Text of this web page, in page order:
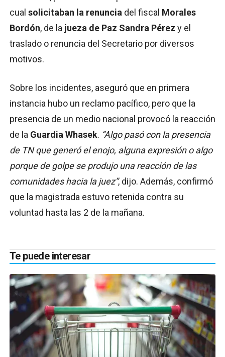
cual solicitaban la renuncia del fiscal Morales
Bordón, de la jueza de Paz Sandra Pérez y el
traslado o renuncia del Secretario por diversos
motivos.
Sobre los incidentes, aseguró que en primera
instancia hubo un reclamo pacífico, pero que la
presencia de un medio nacional provocó la reacción
de la Guardia Whasek. “Algo pasó con la presencia
de TN que generó el enojo, alguna expresión o algo
porque de golpe se produjo una reacción de las
comunidades hacia la juez”, dijo. Además, confirmó
que la magistrada estuvo retenida contra su
voluntad hasta las 2 de la mañana.
Te puede interesar